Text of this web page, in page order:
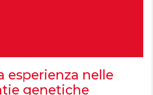
esperienza nelle
genetiche